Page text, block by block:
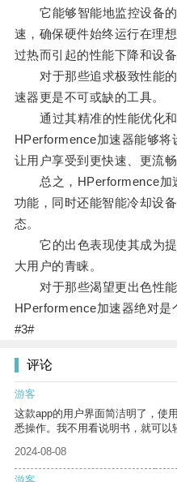
它能够智能地监控设备的
速，确保硬件始终运行在理
过热而引起的性能下降和设备
对于那些追求极致性能的
速器更是不可或缺的工具。
通过其精准的性能优化和
HPerformence加速器能够将
让用户享受到更快速、更流畅
总之，HPerformence加
功能，同时还能智能冷却设
态。
它的出色表现使其成为提
大用户的青睐。
对于那些渴望更出色性能
HPerformence加速器绝对是
#3#
评论
游客
这款app的用户界面简洁明了，使
悉操作。我不用看说明书，就可以
2024-08-08